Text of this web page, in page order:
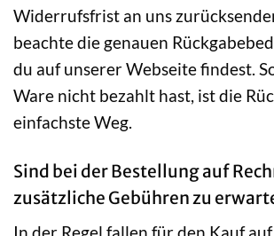
Widerrufsfrist an uns
beachte die genauen
du auf unserer Webseite findest.
Ware nicht bezahlt hast, ist die
einfachste Weg.
Sind bei der Bestellung auf
zusätzliche Gebühren zu